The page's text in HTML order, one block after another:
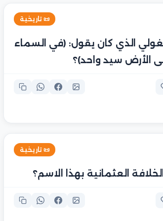
📜 تاريخية
الذي كان يقول: (في السماء
الأرض سيد واحد)؟
📜 تاريخية
العثمانية بهذا الاسم؟